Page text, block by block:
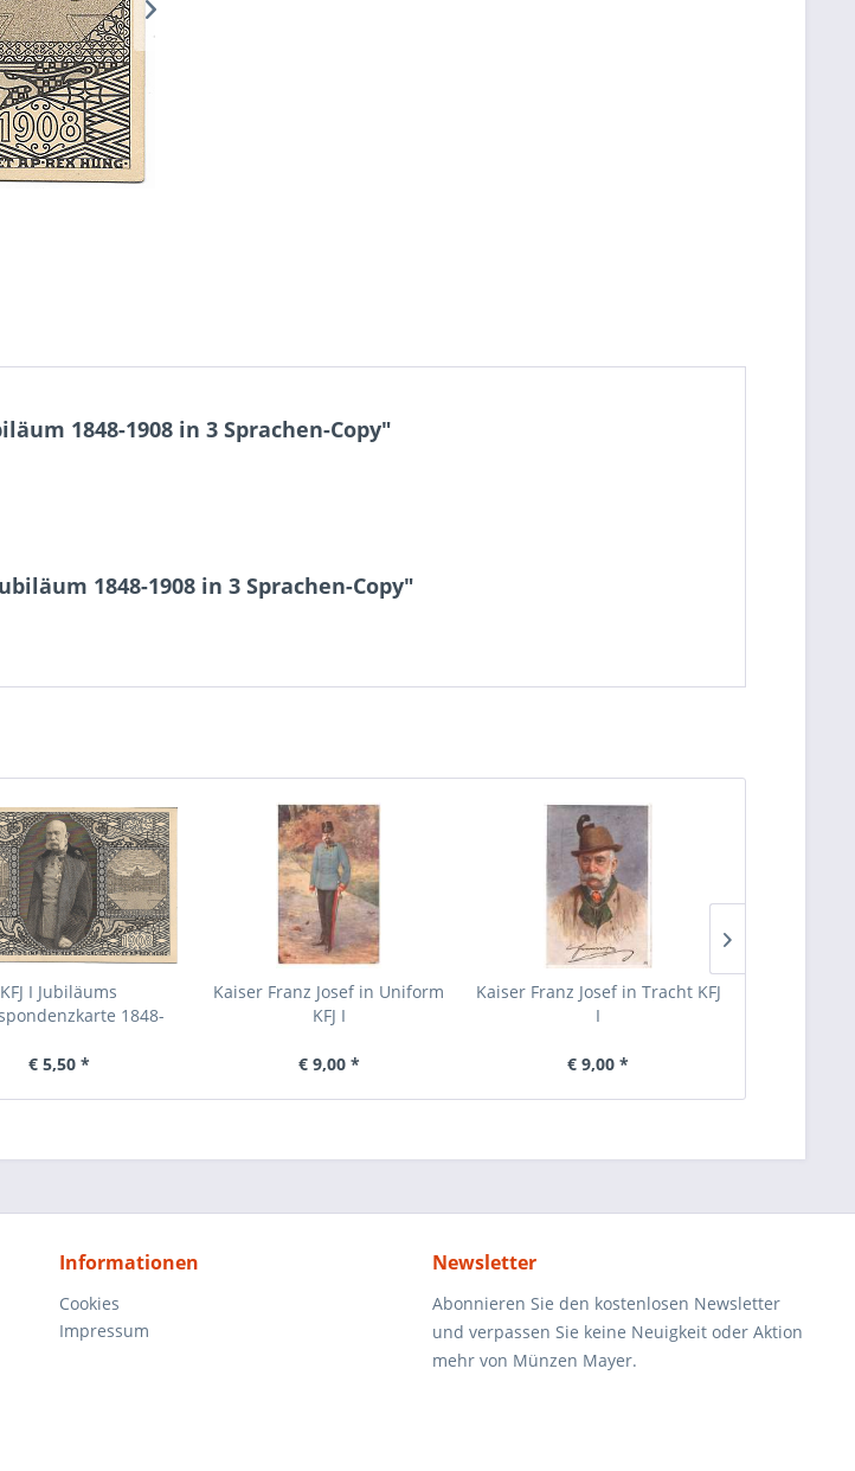
1848-1908 in 3 Sprachen-Copy"
1848-1908 in 3 Sprachen-Copy"
KFJ I Jubiläums
1848-
€ 5,50 *
Kaiser Franz Josef in Uniform
KFJ I
€ 9,00 *
Kaiser Franz Josef in Tracht KFJ
I
€ 9,00 *
Informationen
Cookies
Impressum
Newsletter
Abonnieren Sie den kostenlosen Newsletter
und verpassen Sie keine Neuigkeit oder Aktion
mehr von Münzen Mayer.